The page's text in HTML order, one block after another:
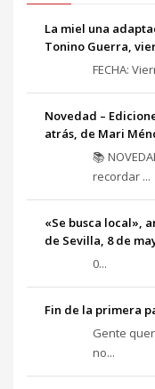
La miel una
Tonino Guerra,
FECHA:
Novedad –
atrás, de Mari
📚
recordar ...
«Se busca local»,
de Sevilla, 8 de
0...
Fin de la primera
Gente
no...